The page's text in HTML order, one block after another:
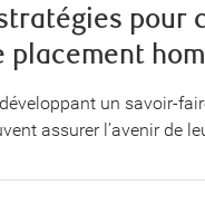
pour
placement
un savoir-
assurer l’avenir de